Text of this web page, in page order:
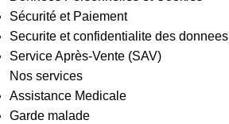
Sécurité et Paiement
Securite et confidentialite des donnees
Service Après-Vente (SAV)
Nos services
Assistance Medicale
Garde malade